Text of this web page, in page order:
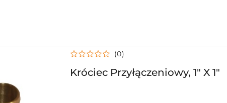
Króciec Przyłączeniowy, 1" X 1"
(0)